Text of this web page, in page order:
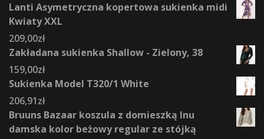
Lanti Asymetryczna kopertowa sukienka midi
Kwiaty XXL
209,00zł
Zakładana sukienka Shallow - Zielony, 38
159,00zł
Sukienka Model T320/1 White
206,91zł
Bruuns Bazaar koszula z domieszką lnu
damska kolor beżowy regular ze stójką